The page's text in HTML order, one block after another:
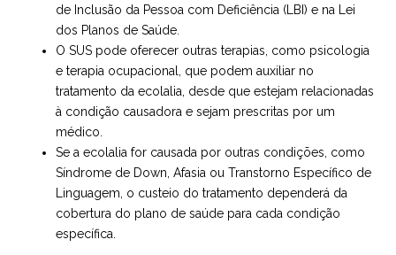
de Inclusão da Pessoa com Deficiência (LBI) e na Lei
dos Planos de Saúde.
O SUS pode oferecer outras terapias, como psicologia
e terapia ocupacional, que podem auxiliar no
tratamento da ecolalia, desde que estejam relacionadas
à condição causadora e sejam prescritas por um
médico.
Se a ecolalia for causada por outras condições, como
Síndrome de Down, Afasia ou Transtorno Específico de
Linguagem, o custeio do tratamento dependerá da
cobertura do plano de saúde para cada condição
específica.